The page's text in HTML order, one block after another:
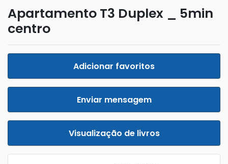
Apartamento T3 Duplex _ 5min
centro
Adicionar favoritos
Enviar mensagem
Visualização de livros